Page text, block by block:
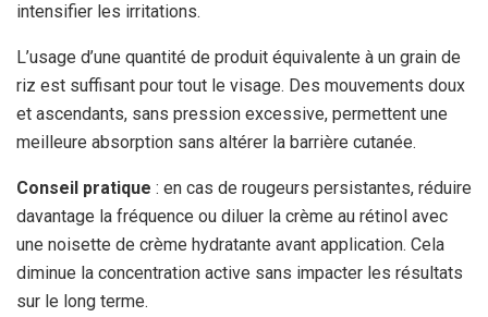
intensifier les irritations.
L’usage d’une quantité de produit équivalente à un grain de
riz est suffisant pour tout le visage. Des mouvements doux
et ascendants, sans pression excessive, permettent une
meilleure absorption sans altérer la barrière cutanée.
Conseil pratique : en cas de rougeurs persistantes, réduire
davantage la fréquence ou diluer la crème au rétinol avec
une noisette de crème hydratante avant application. Cela
diminue la concentration active sans impacter les résultats
sur le long terme.